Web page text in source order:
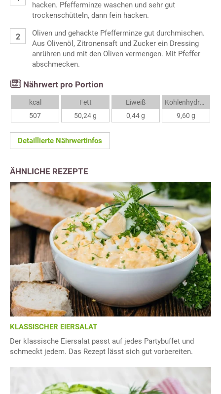
hacken. Pfefferminze waschen und sehr gut
trockenschütteln, dann fein hacken.
Oliven und gehackte Pfefferminze gut durchmischen.
Aus Olivenöl, Zitronensaft und Zucker ein Dressing
anrühren und mit den Oliven vermengen. Mit Pfeffer
abschmecken.
Nährwert pro Portion
kcal
507
Fett
50,24 g
Eiweiß
0,44 g
Kohlenhydrate
9,60 g
Detaillierte Nährwertinfos
ÄHNLICHE REZEPTE
KLASSISCHER EIERSALAT
Der klassische Eiersalat passt auf jedes Partybuffet und
schmeckt jedem. Das Rezept lässt sich gut vorbereiten.